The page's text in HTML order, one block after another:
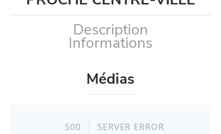
Description
Informations
Médias